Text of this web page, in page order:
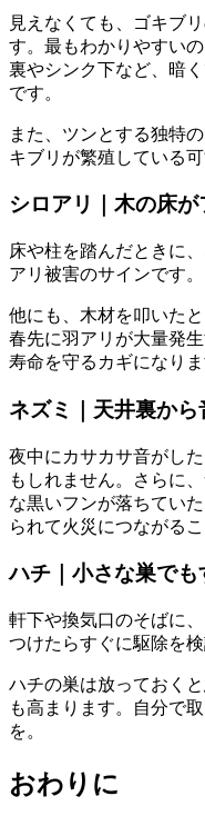
見えなくても、ゴキブ
す。最もわかりやすい
裏やシンク下など、暗
です。
また、ツンとする独特
キブリが繁殖している可
シロアリ｜木の床
床や柱を踏んだときに
アリ被害のサインです。
他にも、木材を叩いた
春先に羽アリが大量発
寿命を守るカギになりま
ネズミ｜天井裏から
夜中にカサカサ音がし
もしれません。さらに
な黒いフンが落ちてい
られて火災につながる
ハチ｜小さな巣でも
軒下や換気口のそばに
つけたらすぐに駆除を検
ハチの巣は放っておく
も高まります。自分で
を。
おわりに